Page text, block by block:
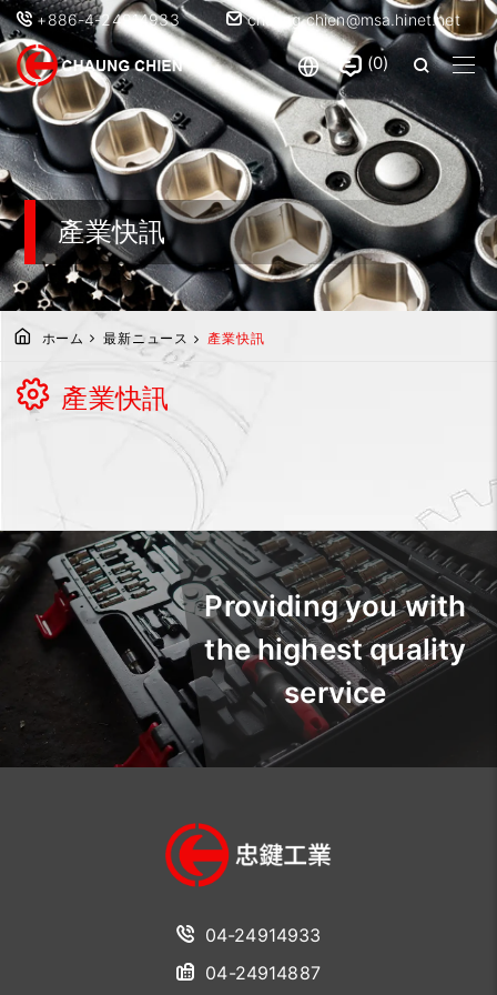
+886-4-24914933 chaung.chien@msa.hinet.net
0
產業快訊
ホーム 最新ニュース 產業快訊
產業快訊
04-24914933
04-24914887
Providing you with
the highest quality
service